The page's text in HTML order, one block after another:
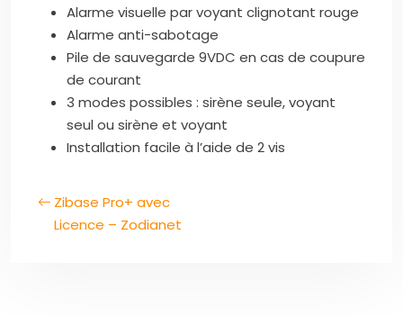
Alarme visuelle par voyant clignotant rouge
Alarme anti-sabotage
Pile de sauvegarde 9VDC en cas de coupure
de courant
3 modes possibles : sirène seule, voyant
seul ou sirène et voyant
Installation facile à l’aide de 2 vis
Zibase Pro+ avec
Licence – Zodianet